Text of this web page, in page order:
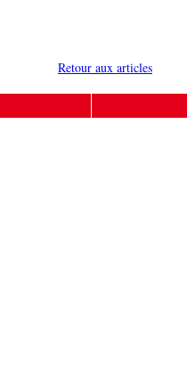
Retour aux articles